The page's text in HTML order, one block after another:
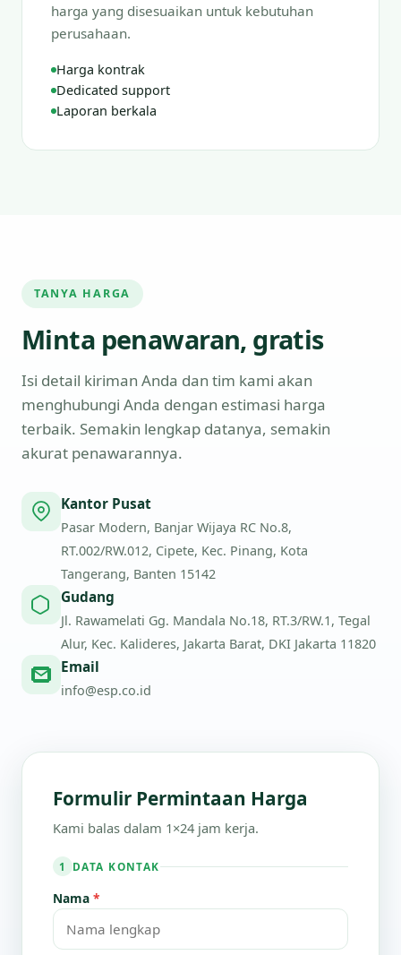
harga yang disesuaikan untuk kebutuhan
perusahaan.
Harga kontrak
Dedicated support
Laporan berkala
TANYA HARGA
Minta penawaran, gratis
Isi detail kiriman Anda dan tim kami akan
menghubungi Anda dengan estimasi harga
terbaik. Semakin lengkap datanya, semakin
akurat penawarannya.
Kantor Pusat
Pasar Modern, Banjar Wijaya RC No.8,
RT.002/RW.012, Cipete, Kec. Pinang, Kota
Tangerang, Banten 15142
Gudang
Jl. Rawamelati Gg. Mandala No.18, RT.3/RW.1, Tegal
Alur, Kec. Kalideres, Jakarta Barat, DKI Jakarta 11820
Email
info@esp.co.id
Formulir Permintaan Harga
Kami balas dalam 1×24 jam kerja.
1 DATA KONTAK
Nama *